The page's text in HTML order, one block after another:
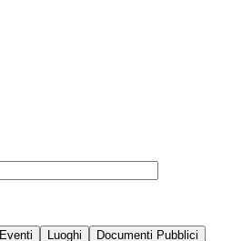
Eventi Luoghi
Documenti Pubblici